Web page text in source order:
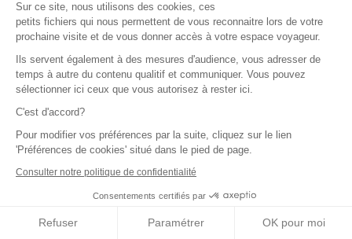
Sur ce site, nous utilisons des cookies, ces
petits fichiers qui nous permettent de vous reconnaitre lors de votre
prochaine visite et de vous donner accès à votre espace voyageur.
Ils servent également à des mesures d'audience, vous adresser de
temps à autre du contenu qualitif et communiquer. Vous pouvez
sélectionner ici ceux que vous autorisez à rester ici.
C'est d'accord?
Pour modifier vos préférences par la suite, cliquez sur le lien
'Préférences de cookies' situé dans le pied de page.
Consulter notre politique de confidentialité
Consentements certifiés par
Refuser Paramétrer OK pour moi
Confort
Voyage de
6 jours
à partir de 640,00 €